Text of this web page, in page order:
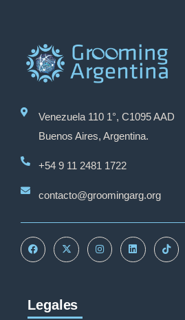
Venezuela 110 1°, C1095 AAD
Buenos Aires, Argentina.
+54 9 11 2481 1722
contacto@groomingarg.org
Legales